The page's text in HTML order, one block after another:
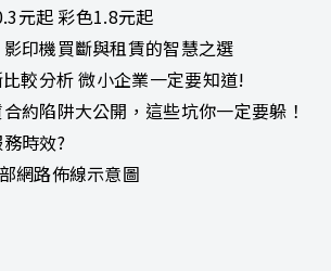
元起 彩色1.8元起
印機買斷與租賃的智慧之選
較分析 微小企業一定要知道!
約陷阱大公開，這些坑你一定要躲！
時效?
網路佈線示意圖